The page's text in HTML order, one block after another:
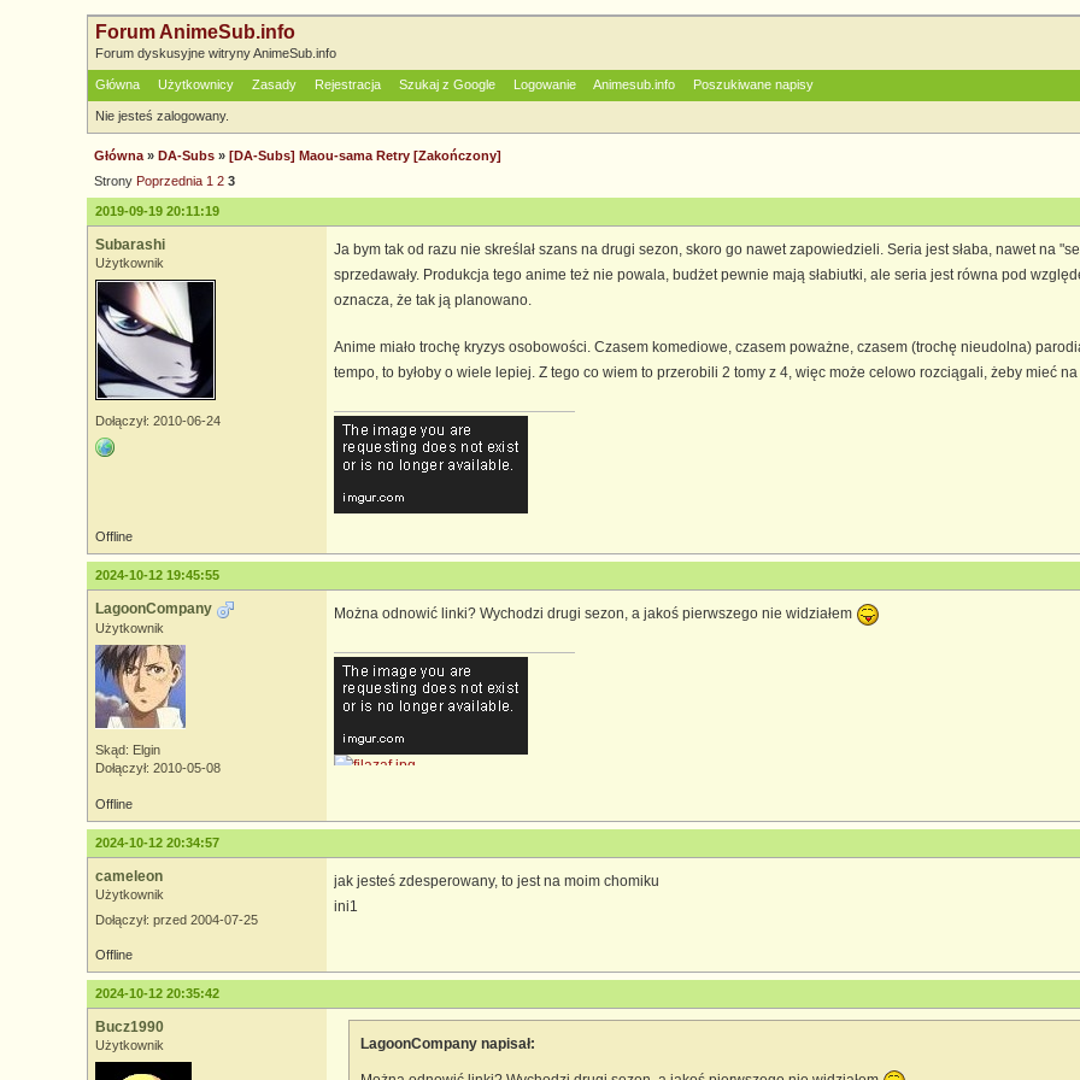
Forum AnimeSub.info
Forum dyskusyjne witryny AnimeSub.info
Główna Użytkownicy Zasady Rejestracja Szukaj z Google Logowanie Animesub.info Poszukiwane napisy
Nie jesteś zalogowany.
Główna » DA-Subs » [DA-Subs] Maou-sama Retry [Zakończony]
Strony Poprzednia 1 2 3
2019-09-19 20:11:19
Subarashi
Użytkownik
Dołączył: 2010-06-24
Ja bym tak od razu nie skreślał szans na drugi sezon, skoro go nawet zapowiedzieli. Seria jest słaba, nawet na
sprzedawały. Produkcja tego anime też nie powala, budżet pewnie mają słabiutki, ale seria jest równa pod
oznacza, że tak ją planowano.
Anime miało trochę kryzys osobowości. Czasem komediowe, czasem poważne, czasem (trochę nieudolna)
tempo, to byłoby o wiele lepiej. Z tego co wiem to przerobili 2 tomy z 4, więc może celowo rozciągali, żeby mieć
Offline
2024-10-12 19:45:55
LagoonCompany
Użytkownik
Skąd: Elgin
Dołączył: 2010-05-08
Można odnowić linki? Wychodzi drugi sezon, a jakoś pierwszego nie widziałem
[CENTER]
Offline
2024-10-12 20:34:57
cameleon
Użytkownik
Dołączył: przed 2004-07-25
jak jesteś zdesperowany, to jest na moim chomiku
ini1
Offline
2024-10-12 20:35:42
Bucz1990
Użytkownik LagoonCompany napisał: